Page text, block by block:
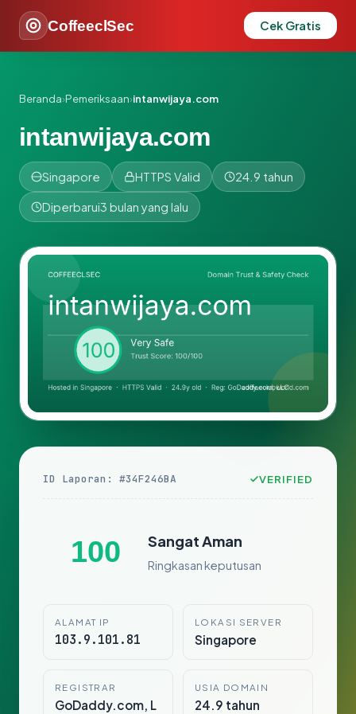
CoffeeclSec Cek Gratis
Beranda›Pemeriksaan›intanwijaya.com
intanwijaya.com
Singapore HTTPS Valid 24.9 tahun
Diperbarui3 bulan yang lalu
ID Laporan: #34F246BA VERIFIED
100 Sangat Aman
Ringkasan keputusan
ALAMAT IP
103.9.101.81
LOKASI SERVER
Singapore
REGISTRAR
GoDaddy.com, L
USIA DOMAIN
24.9 tahun